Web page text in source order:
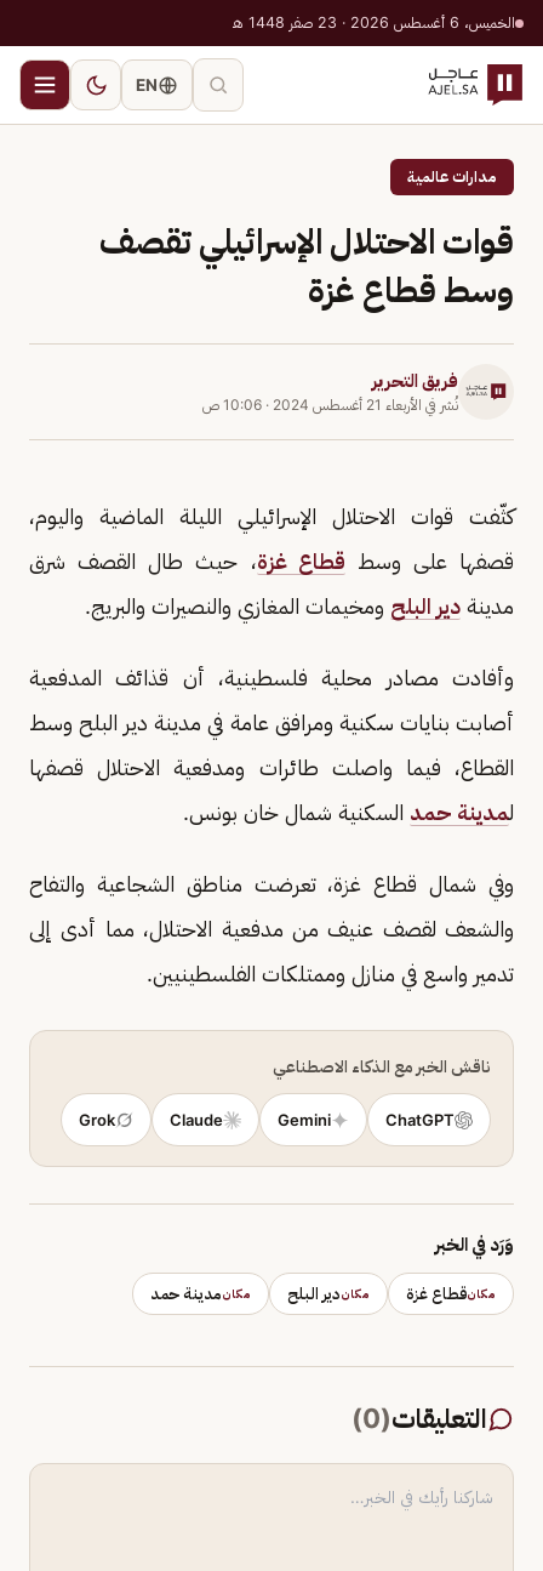
الخميس، 6 أغسطس 2026 · 23 صفر 1448 هـ
EN
مدارات عالمية
قوات الاحتلال الإسرائيلي تقصف
وسط قطاع غزة
فريق التحرير
نُشر في الأربعاء 21 أغسطس 2024 · 10:06 ص
كثّفت قوات الاحتلال الإسرائيلي الليلة الماضية واليوم،
قصفها على وسط قطاع غزة، حيث طال القصف شرق
مدينة دير البلح ومخيمات المغازي والنصيرات والبريج.
وأفادت مصادر محلية فلسطينية، أن قذائف المدفعية
أصابت بنايات سكنية ومرافق عامة في مدينة دير البلح وسط
القطاع، فيما واصلت طائرات ومدفعية الاحتلال قصفها
لمدينة حمد السكنية شمال خان بونس.
وفي شمال قطاع غزة، تعرضت مناطق الشجاعية والتفاح
والشعف لقصف عنيف من مدفعية الاحتلال، مما أدى إلى
تدمير واسع في منازل وممتلكات الفلسطينيين.
ناقش الخبر مع الذكاء الاصطناعي
ChatGPT
Gemini
Claude
Grok
وَرَد في الخبر
مكانقطاع غزة مكاندير البلح مكانمدينة حمد
التعليقات(
0
)